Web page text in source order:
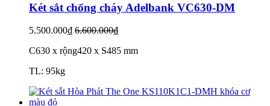
Két sắt chống cháy Adelbank VC630-DM
5.500.000₫ 6.600.000₫
C630 x rộng420 x S485 mm
TL: 95kg